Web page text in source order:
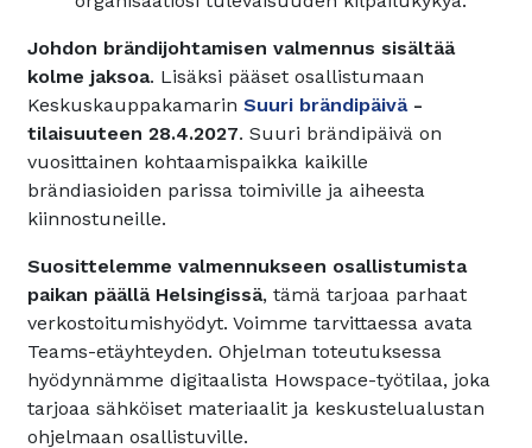
Johdon brändijohtamisen valmennus sisältää
kolme jaksoa. Lisäksi pääset osallistumaan
Keskuskauppakamarin Suuri brändipäivä-
tilaisuuteen 28.4.2027. Suuri brändipäivä on
vuosittainen kohtaamispaikka kaikille
brändiasioiden parissa toimiville ja aiheesta
kiinnostuneille.
Suosittelemme valmennukseen osallistumista
paikan päällä Helsingissä, tämä tarjoaa parhaat
verkostoitumishyödyt. Voimme tarvittaessa avata
Teams-etäyhteyden. Ohjelman toteutuksessa
hyödynnämme digitaalista Howspace-työtilaa, joka
tarjoaa sähköiset materiaalit ja keskustelualustan
ohjelmaan osallistuville.